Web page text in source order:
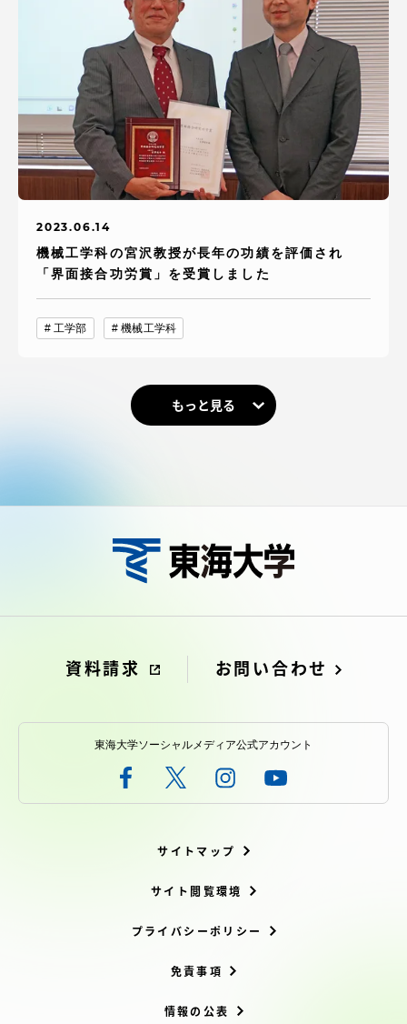
2023.06.14
機械工学科の宮沢教授が長年の功績を評価され
「界面接合功労賞」を受賞しました
工学部 機械工学科
もっと見る
資料請求 お問い合わせ
東海大学ソーシャルメディア公式アカウント
サイトマップ
サイト閲覧環境
プライバシーポリシー
免責事項
情報の公表